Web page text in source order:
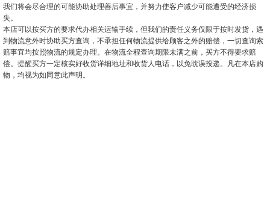
我们将会尽合理的可能协助处理善后事宜，并努力使客户减少可能遭受的经济损
失。
本店可以按买方的要求代办相关运输手续，但我们的责任义务仅限于按时发货，遇
到物流意外时协助买方查询，不承担任何物流提供给顾客之外的赔偿，一切查询索
赔事宜均按照物流的规定办理。在物流全程查询期限未满之前，买方不得要求赔
偿。提醒买方一定核实好收货详细地址和收货人电话，以免耽误投递。凡在本店购
物，均视为如同意此声明。